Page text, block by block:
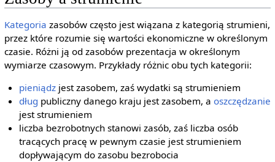
Kategoria zasobów często jest wiązana z kategorią strumieni,
przez które rozumie się wartości ekonomiczne w określonym
czasie. Różni ją od zasobów prezentacja w określonym
wymiarze czasowym. Przykłady różnic obu tych kategorii:
pieniądz jest zasobem, zaś wydatki są strumieniem
dług publiczny danego kraju jest zasobem, aoszczędzanie
jest strumieniem
liczba bezrobotnych stanowi zasób, zaś liczba osób
tracących pracę w pewnym czasie jest strumieniem
dopływającym do zasobu bezrobocia